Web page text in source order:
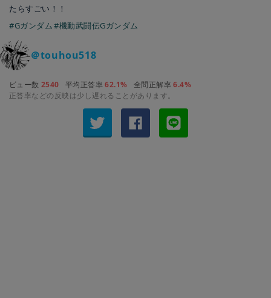
たらすごい！！
#Gガンダム#機動武闘伝Gガンダム
＠touhou518
ビュー数 2540 平均正答率62.1% 全問正解率6.4%
正答率などの反映は少し遅れることがあります。